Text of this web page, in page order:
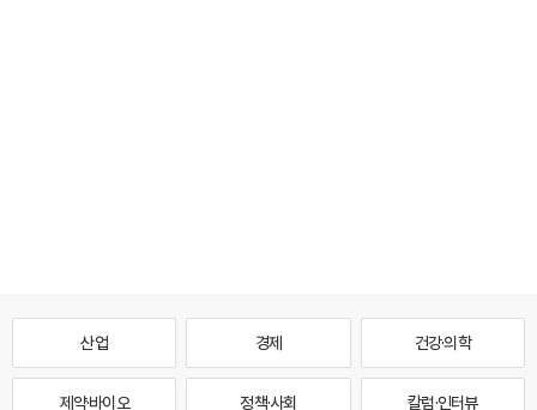
산업 경제 건강·의학
제약·바이오 정책·사회 칼럼·인터뷰